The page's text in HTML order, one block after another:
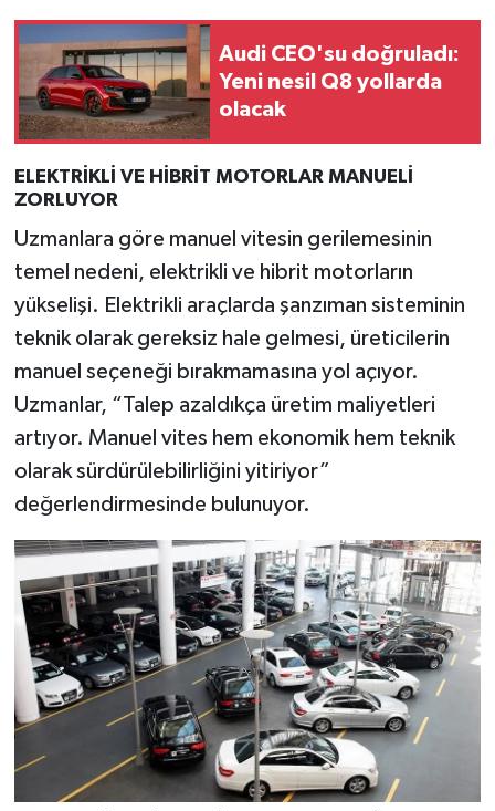
Audi CEO'su doğruladı:
Yeni nesil Q8 yollarda
olacak
ELEKTRİKLİ VE HİBRİT MOTORLAR MANUELİ
ZORLUYOR
Uzmanlara göre manuel vitesin gerilemesinin
temel nedeni, elektrikli ve hibrit motorların
yükselişi. Elektrikli araçlarda şanzıman sisteminin
teknik olarak gereksiz hale gelmesi, üreticilerin
manuel seçeneği bırakmamasına yol açıyor.
Uzmanlar, “Talep azaldıkça üretim maliyetleri
artıyor. Manuel vites hem ekonomik hem teknik
olarak sürdürülebilirliğini yitiriyor”
değerlendirmesinde bulunuyor.
Resmi İlan
Rüya Tabirleri
Sağlık
Şaphane
Simav
Siyaset
Tavşanlı
Teknoloji
Video Galeri
Yaşam
Yemek Tarifleri